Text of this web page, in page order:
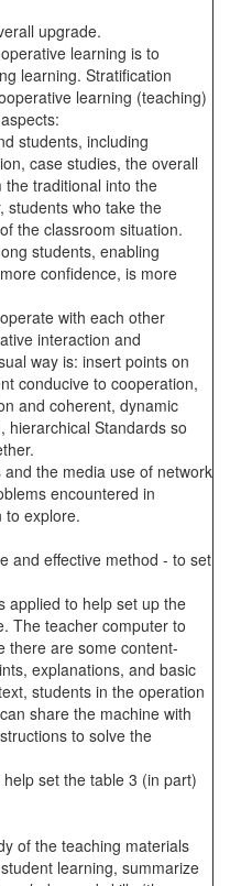
upgrade.
learning is to
learning. Stratification
learning (teaching)
students, including
case studies, the overall
traditional into the
students who take the
the classroom situation.
students, enabling
confidence, is more
with each other
interaction and
way is: insert points on
conducive to cooperation,
and coherent, dynamic
hierarchical Standards so
the media use of network
encountered in
to explore.
effective method - to set
to help set up the
The teacher computer to
there are some content-
explanations, and basic
students in the operation
share the machine with
to solve the
set the table 3 (in part)
of the teaching materials
learning, summarize